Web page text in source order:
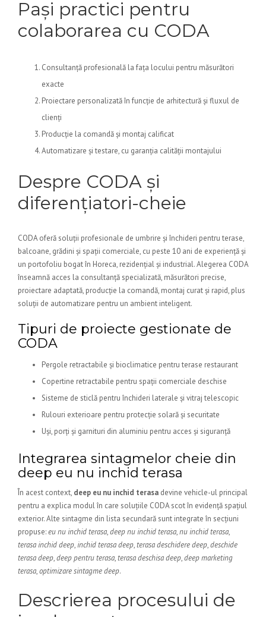
Pași practici pentru
colaborarea cu CODA
Consultanță profesională la fața locului pentru măsurători
exacte
Proiectare personalizată în funcție de arhitectură și fluxul de
clienți
Producție la comandă și montaj calificat
Automatizare și testare, cu garanția calității montajului
Despre CODA și
diferențiatori-cheie
CODA oferă soluții profesionale de umbrire și închideri pentru terase,
balcoane, grădini și spații comerciale, cu peste 10 ani de experiență și
un portofoliu bogat în Horeca, rezidențial și industrial. Alegerea CODA
înseamnă acces la consultanță specializată, măsurători precise,
proiectare adaptată, producție la comandă, montaj curat și rapid, plus
soluții de automatizare pentru un ambient inteligent.
Tipuri de proiecte gestionate de
CODA
Pergole retractabile și bioclimatice pentru terase restaurant
Copertine retractabile pentru spații comerciale deschise
Sisteme de sticlă pentru închideri laterale și vitraj telescopic
Rulouri exterioare pentru protecție solară și securitate
Uși, porți și garnituri din aluminiu pentru acces și siguranță
Integrarea sintagmelor cheie din
deep eu nu inchid terasa
În acest context, deep eu nu inchid terasa devine vehicle-ul principal
pentru a explica modul în care soluțiile CODA scot în evidență spațiul
exterior. Alte sintagme din lista secundară sunt integrate în secțiuni
propuse:eu nu inchid terasa,deep nu inchid terasa,nu inchid terasa,
terasa inchid deep,inchid terasa deep,terasa deschidere deep,deschide
terasa deep,deep pentru terasa,terasa deschisa deep,deep marketing
terasa,optimizare sintagme deep.
Descrierea procesului de